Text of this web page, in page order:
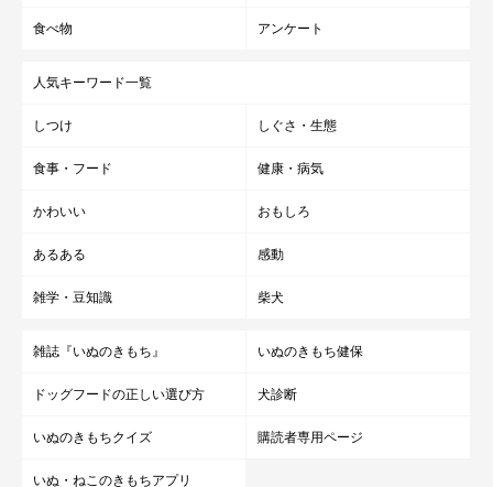
食べ物 アンケート
人気キーワード一覧
しつけ しぐさ・生態
食事・フード 健康・病気
かわいい おもしろ
あるある 感動
雑学・豆知識 柴犬
雑誌『いぬのきもち』 いぬのきもち健保
ドッグフードの正しい選び方 犬診断
いぬのきもちクイズ 購読者専用ページ
いぬ・ねこのきもちアプリ